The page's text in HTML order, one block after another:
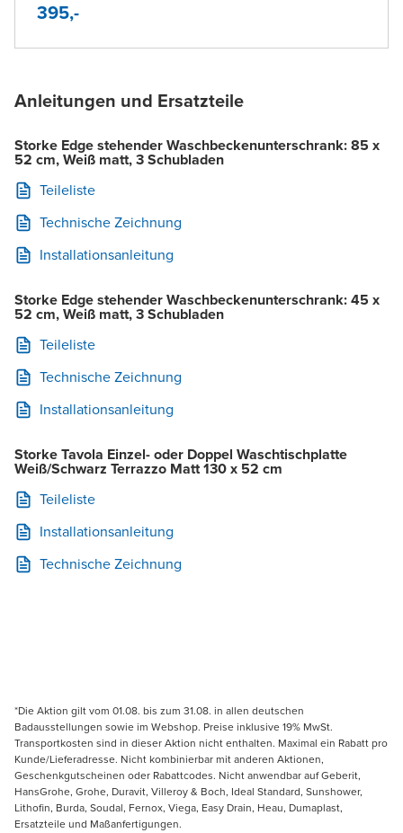
395,-
Anleitungen und Ersatzteile
Storke Edge stehender Waschbeckenunterschrank: 85 x
52 cm, Weiß matt, 3 Schubladen
Teileliste
Technische Zeichnung
Installationsanleitung
Storke Edge stehender Waschbeckenunterschrank: 45 x
52 cm, Weiß matt, 3 Schubladen
Teileliste
Technische Zeichnung
Installationsanleitung
Storke Tavola Einzel- oder Doppel Waschtischplatte
Weiß/Schwarz Terrazzo Matt 130 x 52 cm
Teileliste
Installationsanleitung
Technische Zeichnung
*Die Aktion gilt vom 01.08. bis zum 31.08. in allen deutschen
Badausstellungen sowie im Webshop. Preise inklusive 19% MwSt.
Transportkosten sind in dieser Aktion nicht enthalten. Maximal ein Rabatt pro
Kunde/Lieferadresse. Nicht kombinierbar mit anderen Aktionen,
Geschenkgutscheinen oder Rabattcodes. Nicht anwendbar auf Geberit,
HansGrohe, Grohe, Duravit, Villeroy & Boch, Ideal Standard, Sunshower,
Lithofin, Burda, Soudal, Fernox, Viega, Easy Drain, Heau, Dumaplast,
Ersatzteile und Maßanfertigungen.